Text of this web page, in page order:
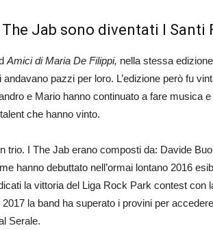
Jab sono diventati I Santi
Amici di Maria De Filippi, nella stessa
pazzi per loro. L’edizione però fu
e Mario hanno continuato a fare musica
che hanno vinto.
trio. I The Jab erano composti da: Davide
hanno debuttato nell’ormai lontano 2016
la vittoria del Liga Rock Park contest con
la band ha superato i provini per
Serale.